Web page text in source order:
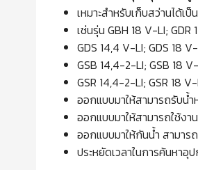
เหมาะสำหรับเก็บสว่านได้เป็
เช่นรุ่น GBH 18 V-LI; GDR
GDS 14,4 V-LI; GDS 18
GSB 14,4-2-LI; GSB 18
GSR 14,4-2-LI; GSR 18
ออกแบบมาให้สามารถรับน้
ออกแบบมาให้สามารถใช้งา
ออกแบบมาให้กันน้ำ สามา
ประหยัดเวลาในการค้นหา